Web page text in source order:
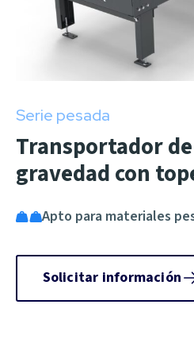
Serie pesada
Transportador
gravedad con
Apto para materiales
Solicitar información